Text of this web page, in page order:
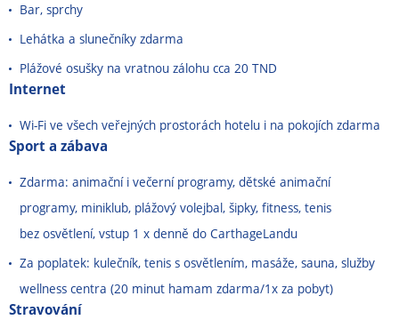
Bar, sprchy
Lehátka a slunečníky zdarma
Plážové osušky na vratnou zálohu cca 20 TND
Internet
Wi-Fi ve všech veřejných prostorách hotelu i na pokojích zdarma
Sport a zábava
Zdarma: animační i večerní programy, dětské animační
programy, miniklub, plážový volejbal, šipky, fitness, tenis
bez osvětlení, vstup 1 x denně do CarthageLandu
Za poplatek: kulečník, tenis s osvětlením, masáže, sauna, služby
wellness centra (20 minut hamam zdarma/1x za pobyt)
Stravování